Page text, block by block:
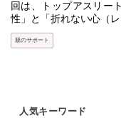
回は、トップアスリー
性」と「折れない心（
親のサポート
人気キーワード